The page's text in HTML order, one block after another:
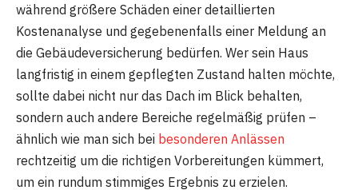
während größere Schäden einer detaillierten
Kostenanalyse und gegebenenfalls einer Meldung an
die Gebäudeversicherung bedürfen. Wer sein Haus
langfristig in einem gepflegten Zustand halten möchte,
sollte dabei nicht nur das Dach im Blick behalten,
sondern auch andere Bereiche regelmäßig prüfen –
ähnlich wie man sich bei besonderen Anlässen
rechtzeitig um die richtigen Vorbereitungen kümmert,
um ein rundum stimmiges Ergebnis zu erzielen.